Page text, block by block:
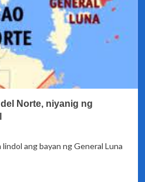
Norte, niyanig ng
ang bayan ng General Luna